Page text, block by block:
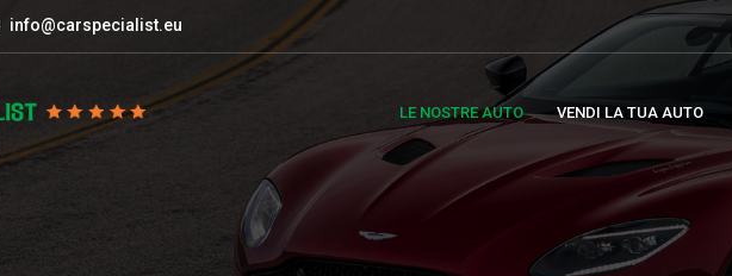
info@carspecialist.eu
LE NOSTRE AUTO VENDI LA TUA AUTO